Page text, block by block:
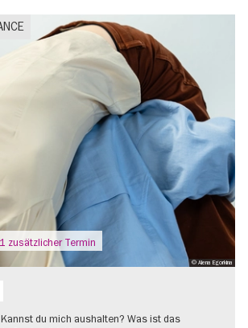
© Alena Egorkina
zusätzlicher Termin
du mich aushalten? Was ist das